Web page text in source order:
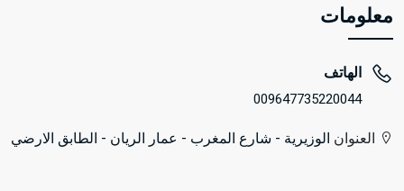
معلومات
الهاتف
009647735220044
العنوان الوزيرية - شارع المغرب - عمار الريان - الطابق الارضي